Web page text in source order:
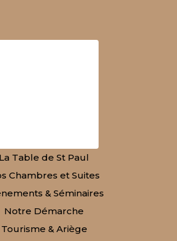
La Table de St Paul
Chambres et Suites
& Séminaires
Notre Démarche
Tourisme & Ariège